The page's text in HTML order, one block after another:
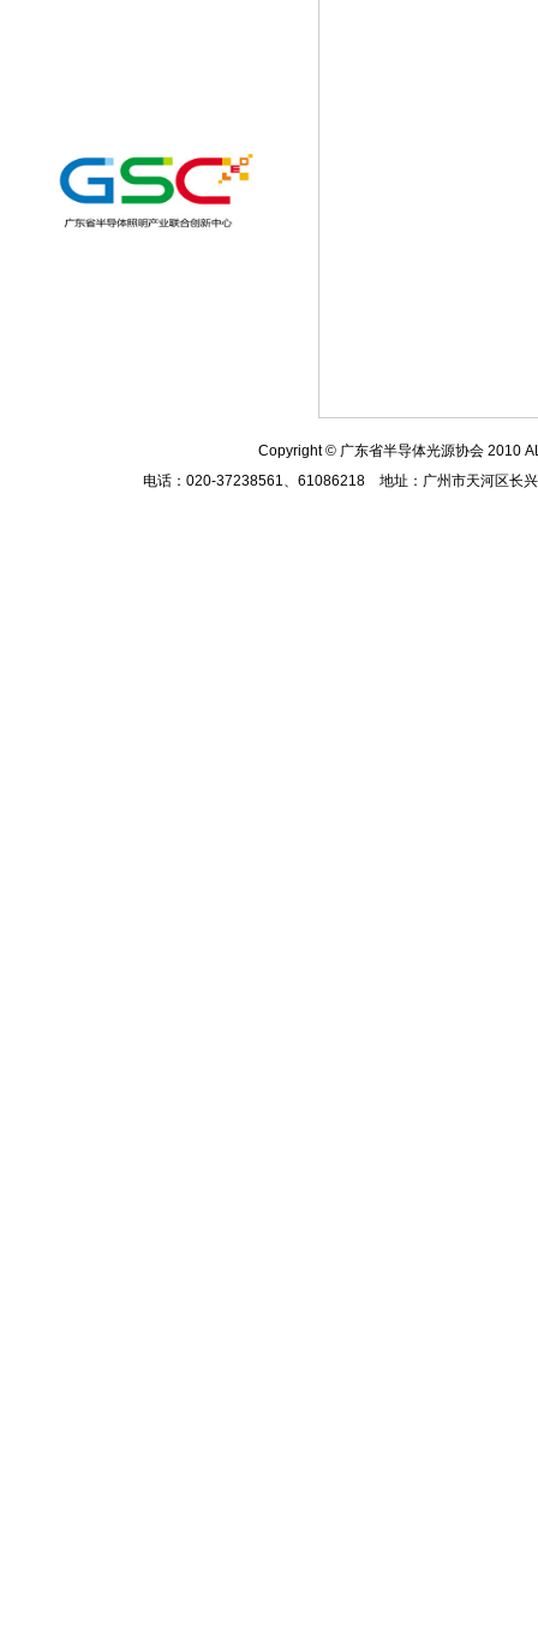
Copyright© 广东省半导体光源协会 2010
电话：020-37238561、61086218 地址：广州市天河区长